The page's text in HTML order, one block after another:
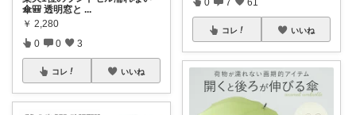
傘🎒 透明窓と ...
￥ 2,280
0 0 3
コレ いいね
コレ いいね